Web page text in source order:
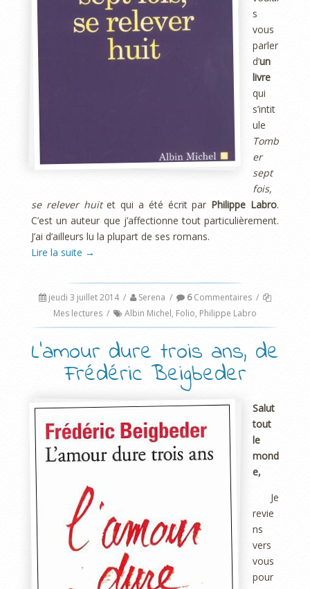
s
vous
parler
d’un
livre
qui
s’intit
ule
Tomb
er
sept
fois,
se relever huitet qui a été écrit par Philippe Labro.
C’est un auteur que j’affectionne tout particulièrement.
J’ai d’ailleurs lu la plupart de ses romans.
Lire la suite →
jeudi 3 juillet 2014 / Serena / 6Commentaires /
Mes lectures / Albin Michel, Folio, Philippe Labro
L’amour dure trois ans, de
Frédéric Beigbeder
Salut
tout
le
mond
e,
Je
revie
ns
vers
vous
pour